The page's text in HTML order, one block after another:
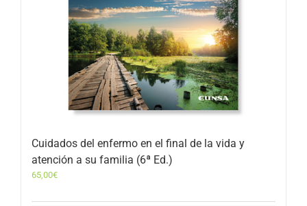
Cuidados del enfermo en el final de la vida y
atención a su familia (6ª Ed.)
65,00€